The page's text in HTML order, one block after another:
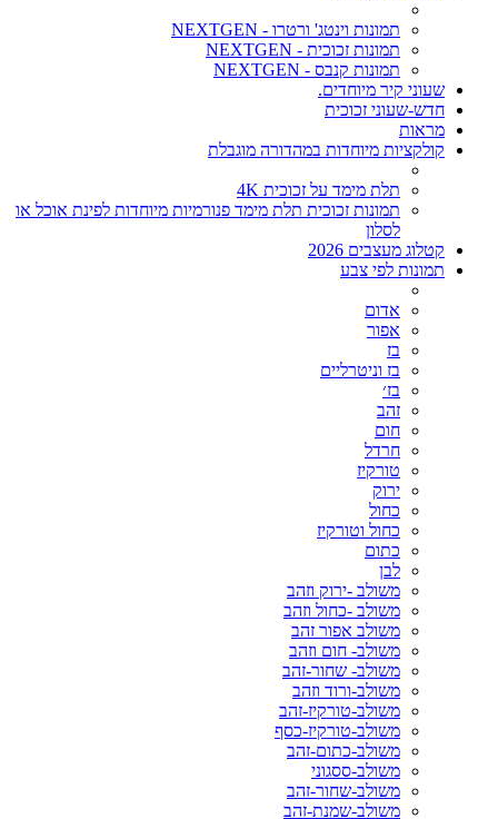
תמונות וינטג' ורטרו - NEXTGEN
תמונות זכוכית - NEXTGEN
תמונות קנבס - NEXTGEN
שעוני קיר מיוחדים.
חדש-שעוני זכוכית
מראות
קולקציות מיוחדות במהדורה מוגבלת
תלת מימד על זכוכית 4K
תמונות זכוכית תלת מימד פנורמיות מיוחדות לפינת אוכל או
לסלון
קטלוג מעצבים 2026
תמונות לפי צבע
אדום
אפור
בז
בז וניטרליים
בז׳
זהב
חום
חרדל
טורקיז
ירוק
כחול
כחול וטורקיז
כתום
לבן
משולב -ירוק וזהב
משולב -כחול וזהב
משולב אפור זהב
משולב- חום וזהב
משולב- שחור-זהב
משולב-ורוד וזהב
משולב-טורקיז-זהב
משולב-טורקיז-כסף
משולב-כתום-זהב
משולב-ססגוני
משולב-שחור-זהב
משולב-שמנת-זהב